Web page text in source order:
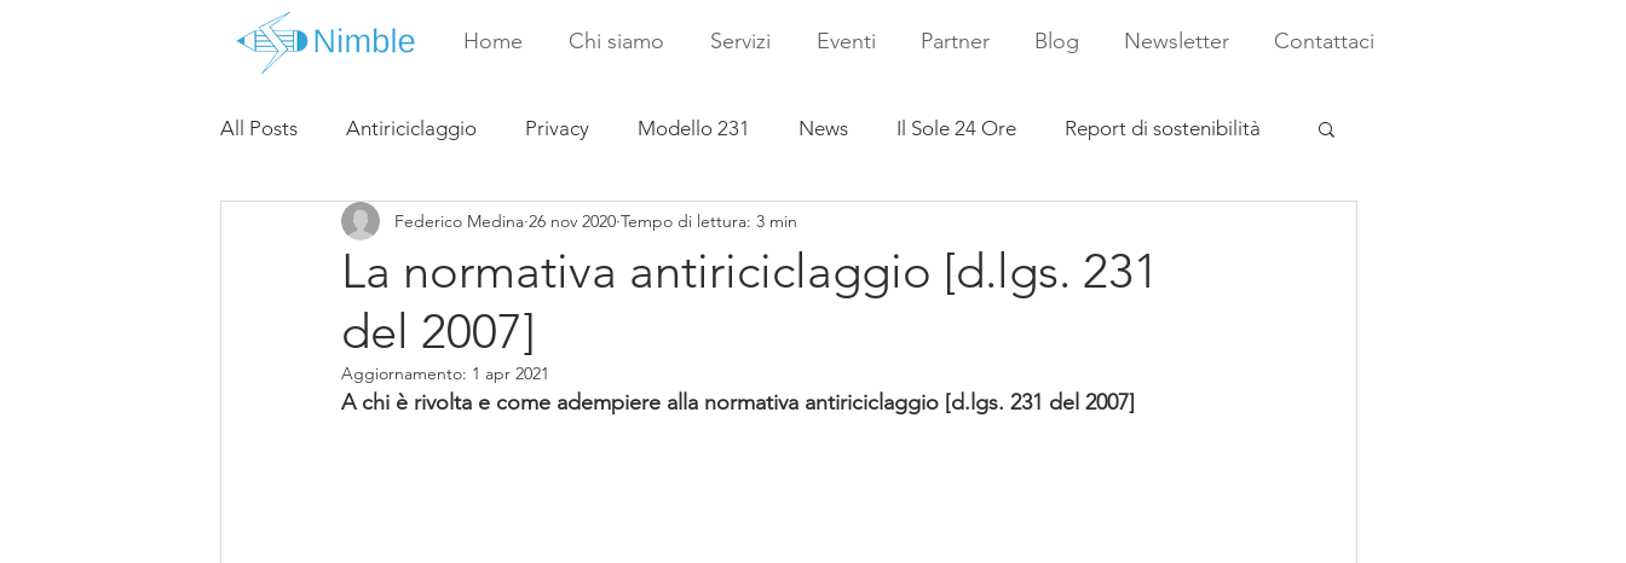
Home Chi siamo Servizi Eventi Partner Blog Newsletter Contattaci
All Posts Antiriciclaggio Privacy Modello 231 News Il Sole 24 Ore Report di sostenibilità
La normativa antiriciclaggio [d.lgs. 231
del 2007]
Federico Medina 26 nov 2020 Tempo di lettura: 3 min
Aggiornamento: 1 apr 2021
A chi è rivolta e come adempiere alla normativa antiriciclaggio [d.lgs. 231 del 2007]